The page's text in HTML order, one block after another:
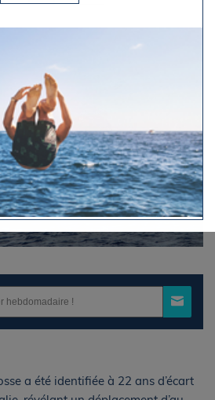
a été identifiée à 22 ans d’écart